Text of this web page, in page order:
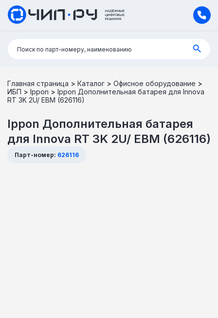
Поиск:
Поиск по парт-номеру, наименованию
Главная страница > Каталог > Офисное оборудование >
ИБП > Ippon > Ippon Дополнительная батарея для Innova
RT 3K 2U/ EBM (626116)
Ippon Дополнительная батарея
для Innova RT 3K 2U/ EBM (626116)
Парт-номер: 626116